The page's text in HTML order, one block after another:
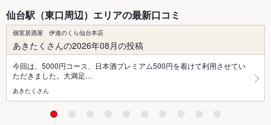
仙台駅（東口周辺）エリアの最新口コミ
個室居酒屋 伊達のくら仙台本店
あきたくさんの2026年08月の投稿
今回は、5000円コース、日本酒プレミアム500円を着けて利用させてい
ただきました。大満足…
あきたくさん